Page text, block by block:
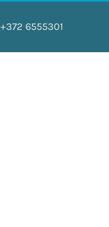
+372 6555301